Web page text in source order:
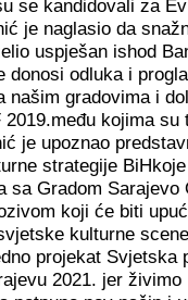
se kandidovali za
je naglasio da
uspješan ishod
donosi odluka i
našim gradovima i
kojima su
je upoznao
strategije
sa Gradom Sarajevo
koji će biti
kulturne
projekat Svjetska
2021. jer živimo